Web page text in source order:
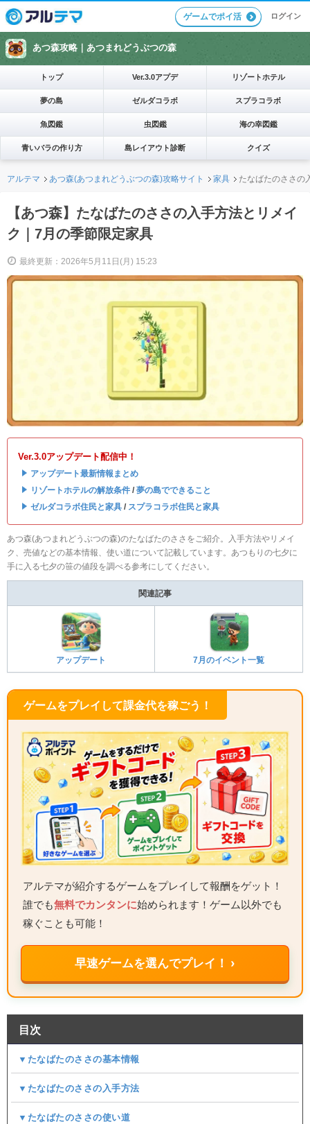
ゲームでポイ活 ログイン
あつ森攻略｜あつまれどうぶつの森
トップ Ver.3.0アプデ リゾートホテル
夢の島 ゼルダコラボ スプラコラボ
魚図鑑 虫図鑑 海の幸図鑑
青いバラの作り方 島レイアウト診断 クイズ
アルテマ あつ森(あつまれどうぶつの森)攻略サイト 家具 たなばたのささの
【あつ森】たなばたのささの入手方法とリメイ
ク｜7月の季節限定家具
最終更新：2026年5月11日(月) 15:23
Ver.3.0アップデート配信中！
・ アップデート最新情報まとめ
・ リゾートホテルの解放条件 / 夢の島でできること
・ ゼルダコラボ住民と家具 / スプラコラボ住民と家具
あつ森(あつまれどうぶつの森)のたなばたのささをご紹介。入手方法やリメイ
ク、売値などの基本情報、使い道について記載しています。あつもりの七夕に
手に入る七夕の笹の値段を調べる参考にしてください。
関連記事
アップデート 7月のイベント一覧
ゲームをプレイして課金代を稼ごう！
アルテマが紹介するゲームをプレイして報酬をゲット！
誰でも無料でカンタンに始められます！ゲーム以外でも
稼ぐことも可能！
早速ゲームを選んでプレイ！ ›
目次
▼たなばたのささの基本情報
▼たなばたのささの入手方法
▼たなばたのささの使い道